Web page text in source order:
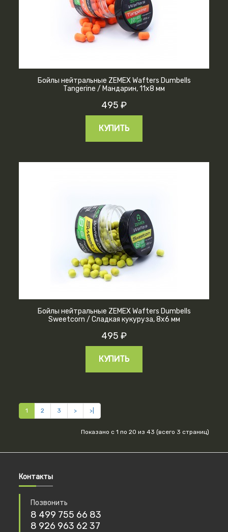
Бойлы нейтральные ZEMEX Wafters Dumbells
Tangerine / Мандарин, 11х8 мм
495 ₽
КУПИТЬ
Бойлы нейтральные ZEMEX Wafters Dumbells
Sweetcorn / Сладкая кукуруза, 8х6 мм
495 ₽
КУПИТЬ
1 2 3 > >|
Показано с 1 по 20 из 43 (всего 3 страниц)
Контакты
Позвонить
8 499 755 66 83
8 926 963 62 37